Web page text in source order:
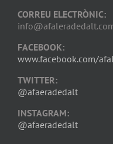
CORREU ELECTRÒNIC:
FACEBOOK:
www.facebook.com/
TWITTER:
@afaeradedalt
INSTAGRAM:
@afaeradedalt